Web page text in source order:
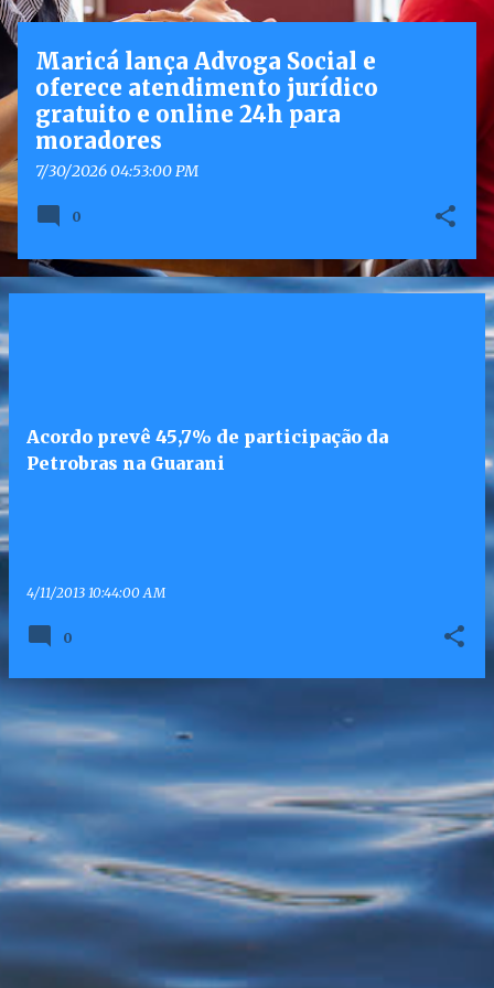
g
e
s
Maricá lança Advoga Social e
oferece atendimento jurídico
gratuito e online 24h para
moradores
7/30/2026 04:53:00 PM
0
Acordo prevê 45,7% de participação da
Petrobras na Guarani
4/11/2013 10:44:00 AM
0